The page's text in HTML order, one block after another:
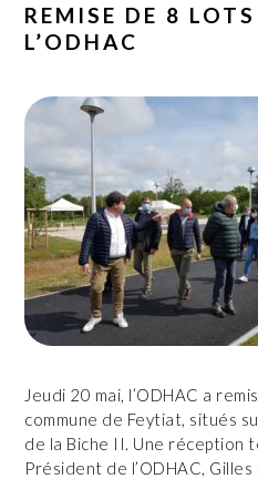
REMISE DE 8
L’ODHAC
Jeudi 20 mai, l’ODHAC a
commune de Feytiat, situés
de la Biche II. Une réception
Président de l’ODHAC,